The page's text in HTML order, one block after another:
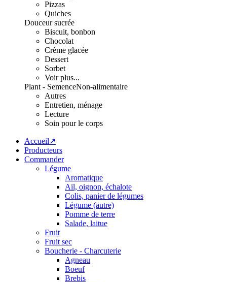
Pizzas
Quiches
Douceur sucrée
Biscuit, bonbon
Chocolat
Crème glacée
Dessert
Sorbet
Voir plus...
Plant - SemenceNon-alimentaire
Autres
Entretien, ménage
Lecture
Soin pour le corps
Accueil↗
Producteurs
Commander
Légume
Aromatique
Ail, oignon, échalote
Colis, panier de légumes
Légume (autre)
Pomme de terre
Salade, laitue
Fruit
Fruit sec
Boucherie - Charcuterie
Agneau
Boeuf
Brebis